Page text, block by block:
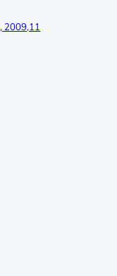
2009,11